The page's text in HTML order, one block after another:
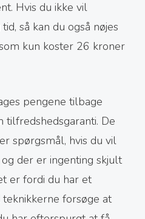
Hvis du ikke vil
så kan du også nøjes
kun koster 26 kroner
pengene tilbage
tilfredshedsgaranti. De
spørgsmål, hvis du vil
der er ingenting skjult
er fordi du har et
forsøge at